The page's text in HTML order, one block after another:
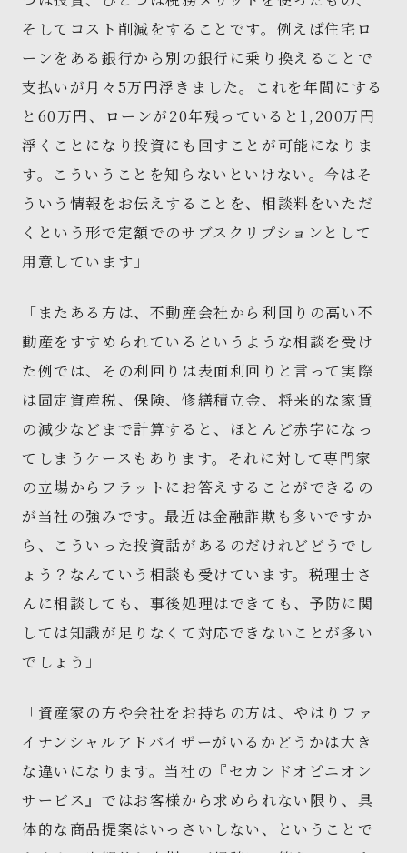
そしてコスト削減をすることです。例えば住宅ロ
ーンをある銀行から別の銀行に乗り換えることで
支払いが月々5万円浮きました。これを年間にする
と60万円、ローンが20年残っていると1,200万円
浮くことになり投資にも回すことが可能になりま
す。こういうことを知らないといけない。今はそ
ういう情報をお伝えすることを、相談料をいただ
くという形で定額でのサブスクリプションとして
用意しています」
「またある方は、不動産会社から利回りの高い不
動産をすすめられているというような相談を受け
た例では、その利回りは表面利回りと言って実際
は固定資産税、保険、修繕積立金、将来的な家賃
の減少などまで計算すると、ほとんど赤字になっ
てしまうケースもあります。それに対して専門家
の立場からフラットにお答えすることができるの
が当社の強みです。最近は金融詐欺も多いですか
ら、こういった投資話があるのだけれどどうでし
ょう？なんていう相談も受けています。税理士さ
んに相談しても、事後処理はできても、予防に関
しては知識が足りなくて対応できないことが多い
でしょう」
「資産家の方や会社をお持ちの方は、やはりファ
イナンシャルアドバイザーがいるかどうかは大き
な違いになります。当社の『セカンドオピニオン
サービス』ではお客様から求められない限り、具
体的な商品提案はいっさいしない、ということで